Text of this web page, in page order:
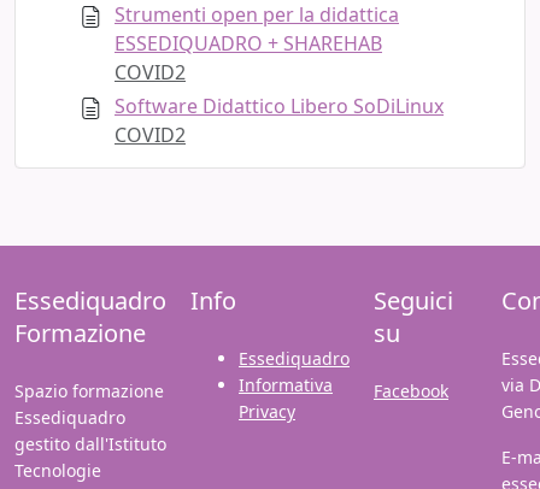
Strumenti open per la didattica
ESSEDIQUADRO + SHAREHAB
COVID2
Software Didattico Libero SoDiLinux
COVID2
Essediquadro
Formazione
Spazio formazione
Essediquadro
gestito dall'Istituto
Tecnologie
Info
Essediquadro
Informativa
Privacy
Seguici
su
Facebook
via
E-